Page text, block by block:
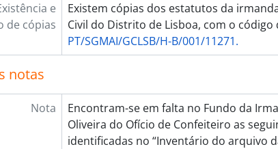
e
de cópias
Existem cópias dos estatutos da
Civil do Distrito de Lisboa, com o código
PT/SGMAI/GCLSB/H-B/001/11271.
notas
Nota
Encontram-se em falta no Fundo da
Oliveira do Ofício de Confeiteiro as
identificadas no “Inventário do arquivo